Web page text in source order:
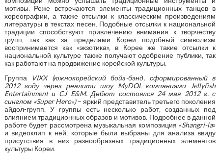
мотивы. Реже встречаются элементы традиционных танцев в
хореографии, а также отсылки к классическим произведениям
литературы в текстах песен. Подобные отсылки к национальной
традиции способствуют привлечению внимания к творчеству
групп, так как за пределами Кореи подобный символизм
воспринимается как «экзотика», в Корее же такие отсылки к
национальной культуре также получают одобрение публики, так
как работают на продвижение корейской культуры.
Группа
VIXX (южнокорейский бойз-бэнд, сформированный в
2012 году через реалити шоу MyDOL компаниями Jellyfish
Entertainment и CJ E&M. Дебют состоялся 24 мая 2012 г. с
синглом «Super Hero»)– яркий представитель третьего поколения
айдол-групп. У группы есть несколько работ, созданных под
влиянием традиционных образов и мотивов. Подробнее в данной
работе будет рассмотрена музыкальная композиция «Shangri-la»
и видеоклип к ней, которые были выбраны для анализа ввиду
присутствия в них разнообразных традиционных элементов
культуры Кореи.